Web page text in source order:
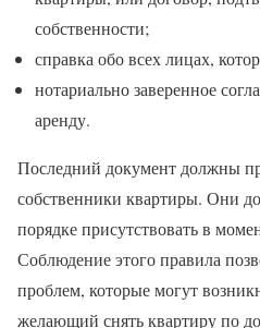
собственности;
справка обо всех лицах,
нотариально заверенное
аренду.
Последний документ должны
собственники квартиры. Они
порядке присутствовать в
Соблюдение этого правила
проблем, которые могут
желающий снять квартиру по